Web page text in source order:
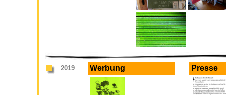
2019 Werbung Presse